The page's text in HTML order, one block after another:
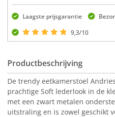
Laagste prijsgarantie
9,3/10
Productbeschrijving
De trendy eetkamerstoel
prachtige Soft lederlook in de kleur cognac, en is uitgevoerd
met een zwart metalen
uitstraling en is zowel geschikt